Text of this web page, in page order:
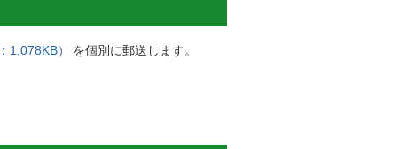
1,078KB）
を個別に郵送します。